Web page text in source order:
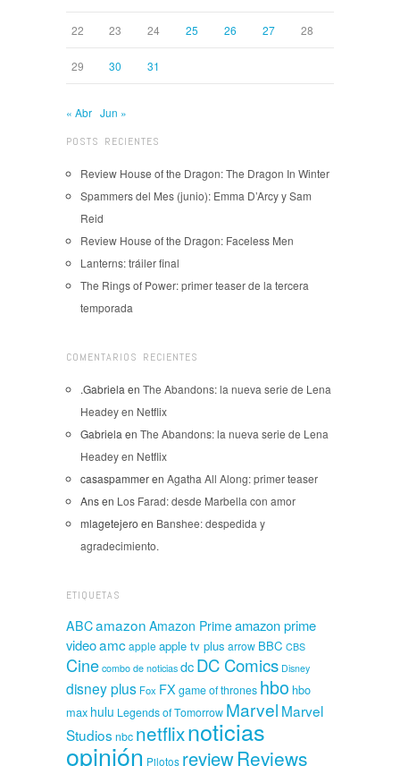
22 23 24 25 26 27 28
29 30 31
« Abr Jun »
POSTS RECIENTES
Review House of the Dragon: The Dragon In Winter
Spammers del Mes (junio): Emma D’Arcy y Sam
Reid
Review House of the Dragon: Faceless Men
Lanterns: tráiler final
The Rings of Power: primer teaser de la tercera
temporada
COMENTARIOS RECIENTES
.Gabriela en The Abandons: la nueva serie de Lena
Headey en Netflix
Gabriela en The Abandons: la nueva serie de Lena
Headey en Netflix
casaspammeren Agatha All Along: primer teaser
Ansen Los Farad: desde Marbella con amor
mlagetejero en Banshee: despedida y
agradecimiento.
ETIQUETAS
ABCamazon Amazon Primeamazon prime
videoamcapple apple tv plus arrow BBC CBS
Cine combo de noticias dcDC Comics Disney
disney plus Fox FX game of thrones hbo hbo
max hulu Legends of Tomorrow Marvel Marvel
Studios nbc netflixnoticias
opinión Pilotos reviewReviews